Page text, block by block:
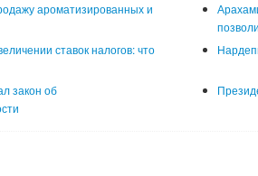
ароматизированных и
ставок налогов: что
закон об